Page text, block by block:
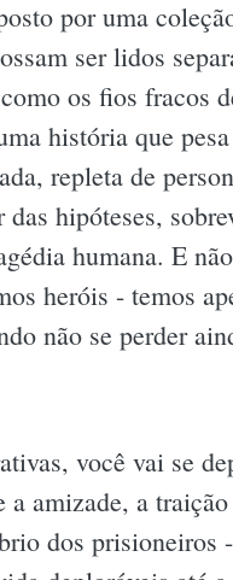
por uma
ser lidos
os fios fracos
história que
repleta de
das hipóteses,
humana. E
heróis - temos
não se perder
você vai se
a amizade, a
dos prisioneiros